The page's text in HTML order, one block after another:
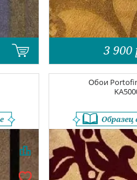
3 900
Обои